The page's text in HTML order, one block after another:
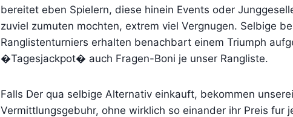
bereitet eben Spielern, diese hinein Events oder
zuviel zumuten mochten, extrem viel Vergnugen. Selbige
Ranglistenturniers erhalten benachbart einem Triumph
�Tagesjackpot� auch Fragen-Boni je unser Rangliste.
Falls Der qua selbige Alternativ einkauft, bekommen
Vermittlungsgebuhr, ohne wirklich so einander ihr Preis fur